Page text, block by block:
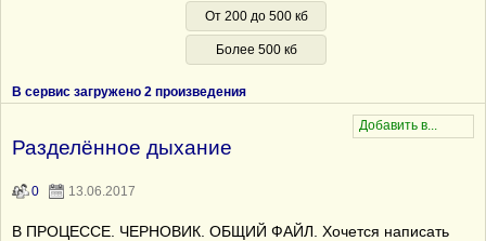
От 200 до 500 кб
Более 500 кб
В сервис загружено 2 произведения
Разделённое дыхание
0 13.06.2017
В ПРОЦЕССЕ. ЧЕРНОВИК. ОБЩИЙ ФАЙЛ. Хочется написать